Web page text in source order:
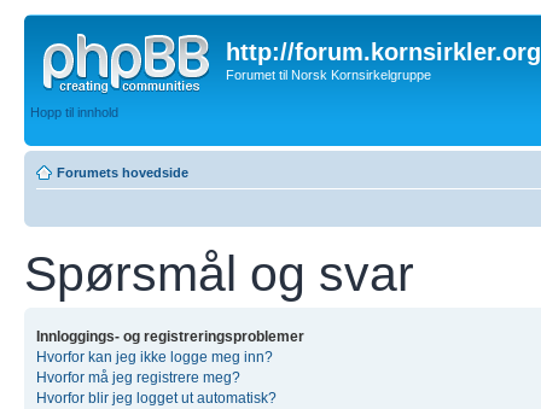
http://forum.kornsirkler.org
Forumet til Norsk Kornsirkelgruppe
Hopp til innhold
Forumets hovedside
Spørsmål og svar
Innloggings- og registreringsproblemer
Hvorfor kan jeg ikke logge meg inn?
Hvorfor må jeg registrere meg?
Hvorfor blir jeg logget ut automatisk?